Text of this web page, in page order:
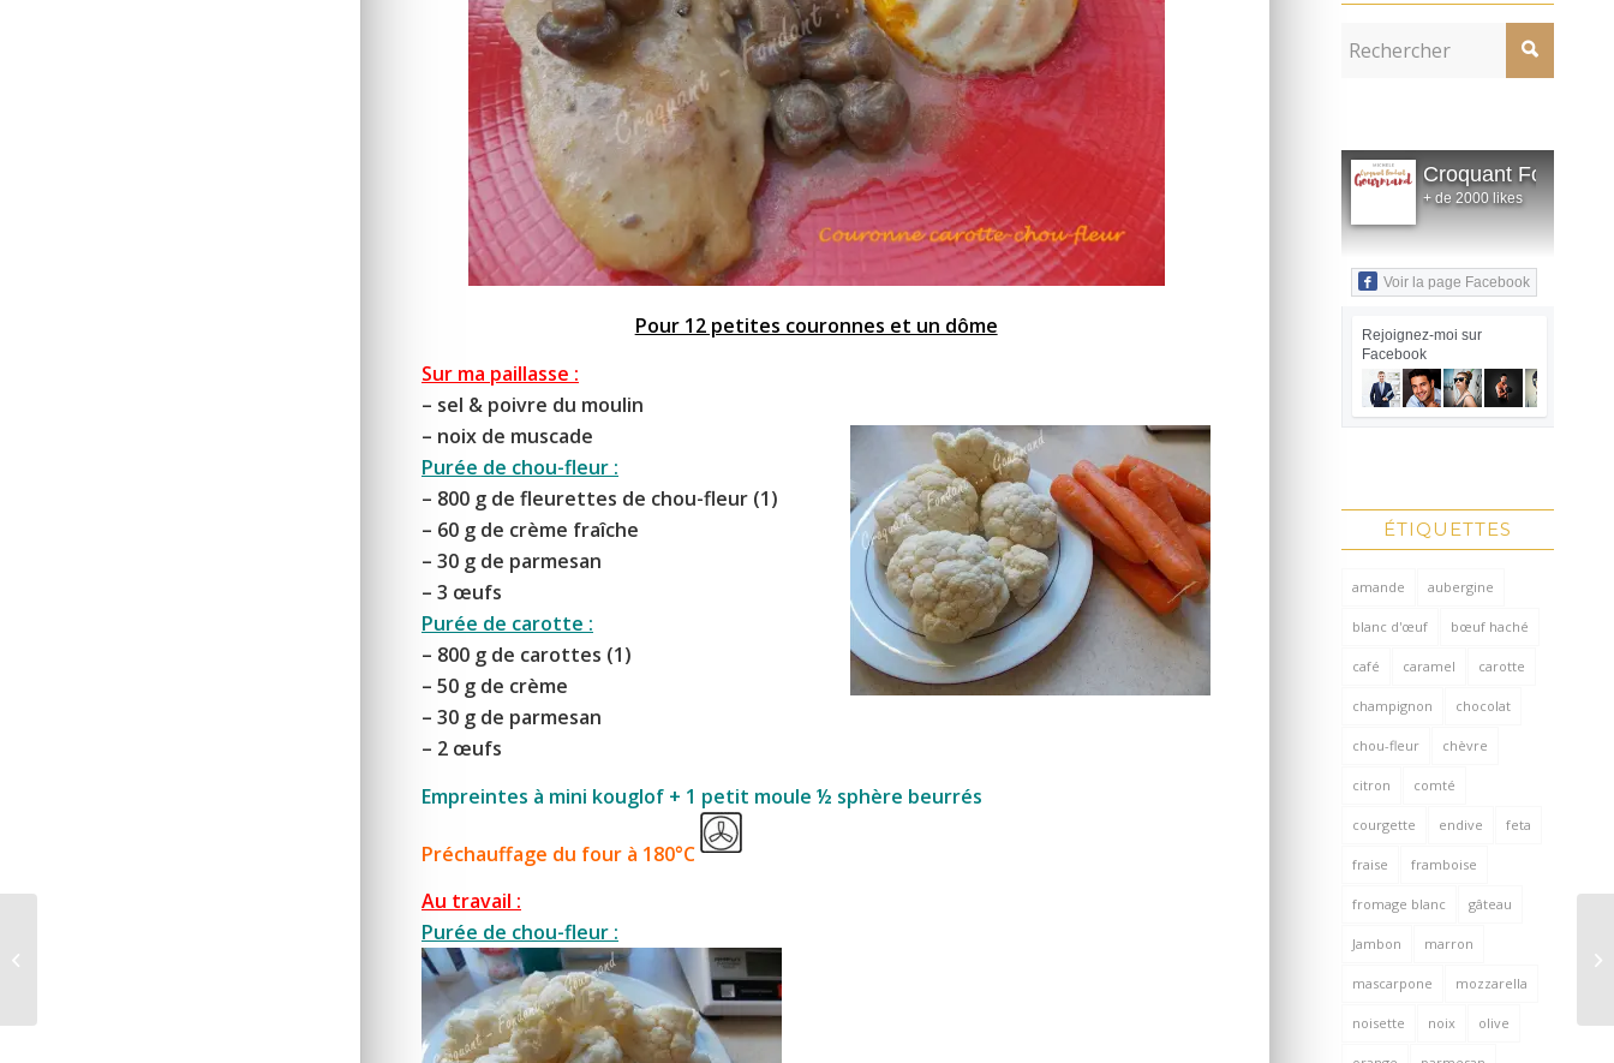
Pour 12 petites couronnes et un dôme
Sur ma paillasse :
– sel & poivre du moulin
– noix de muscade
Purée de chou-fleur :
– 800 g de fleurettes de chou-fleur (1)
– 60 g de crème fraîche
– 30 g de parmesan
– 3 œufs
Purée de carotte :
– 800 g de carottes (1)
– 50 g de crème
– 30 g de parmesan
– 2 œufs
Empreintes à mini kouglof + 1 petit moule ½ sphère beurrés
Préchauffage du four à 180°C
Au travail :
Purée de chou-fleur :
Croquant Fondant
+ de 2000 likes
Voir la page Facebook
Rejoignez-moi sur
Facebook
ÉTIQUETTES
amande aubergine
blanc d'œuf bœuf haché
café caramel carotte
champignon chocolat
chou-fleur chèvre
citron comté
courgette endive feta
fraise framboise
fromage blanc gâteau
Jambon marron
mascarpone mozzarella
noisette noix olive